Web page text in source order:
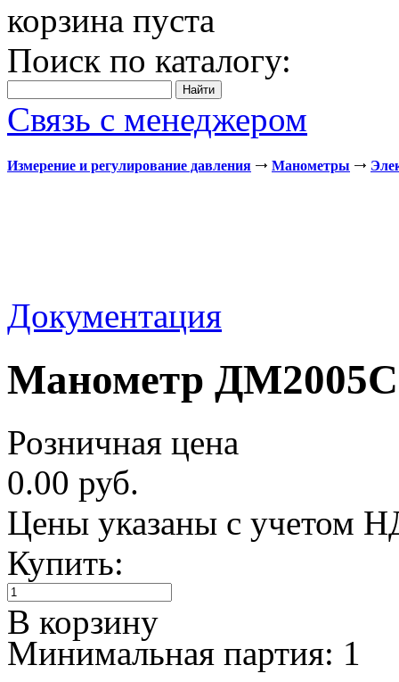
корзина пуста
Поиск по каталогу:
Связь с менеджером
Измерение и регулирование давления Манометры
Документация
Манометр
Розничная цена
0.00 руб.
Цены указаны с учетом
Купить:
В корзину
Минимальная партия: 1